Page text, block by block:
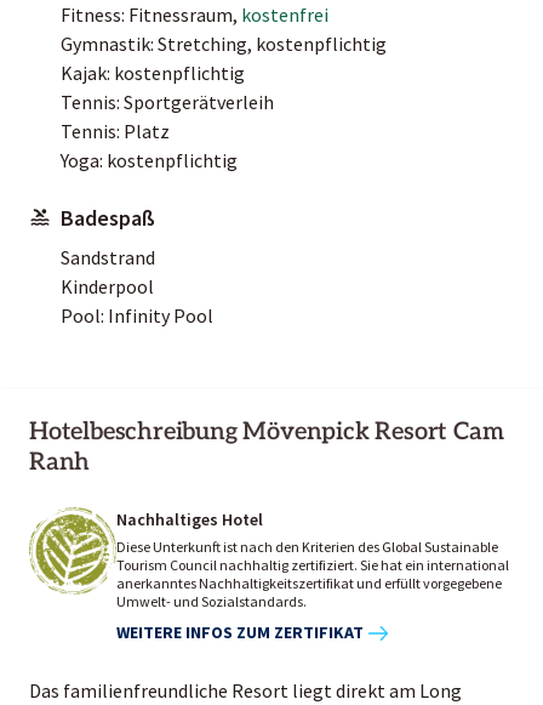
Fitness: Fitnessraum, kostenfrei
Gymnastik: Stretching, kostenpflichtig
Kajak: kostenpflichtig
Tennis: Sportgerätverleih
Tennis: Platz
Yoga: kostenpflichtig
Badespaß
Sandstrand
Kinderpool
Pool: Infinity Pool
Hotelbeschreibung Mövenpick Resort Cam
Ranh
Nachhaltiges Hotel
Diese Unterkunft ist nach den Kriterien des Global Sustainable
Tourism Council nachhaltig zertifiziert. Sie hat ein international
anerkanntes Nachhaltigkeitszertifikat und erfüllt vorgegebene
Umwelt- und Sozialstandards.
WEITERE INFOS ZUM ZERTIFIKAT
Das familienfreundliche Resort liegt direkt am Long